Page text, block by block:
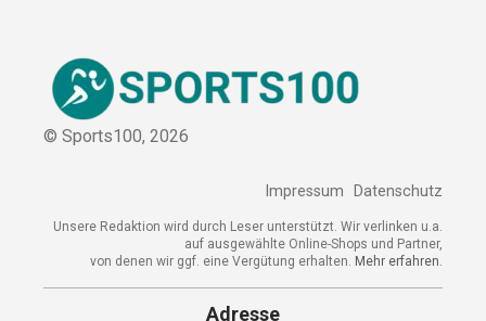
© Sports100, 2026
Impressum Datenschutz
Unsere Redaktion wird durch Leser unterstützt. Wir verlinken u.a.
auf ausgewählte Online-Shops und Partner,
von denen wir ggf. eine Vergütung erhalten. Mehr erfahren.
Adresse